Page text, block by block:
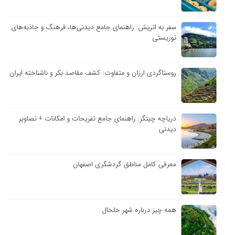
سفر به اتریش: راهنمای جامع دیدنی‌ها، فرهنگ و جاذبه‌های
توریستی
روستاگردی ارزان و متفاوت: کشف مقاصد بکر و ناشناخته ایران
دریاچه چیتگر: راهنمای جامع تفریحات و امکانات + تصاویر
دیدنی
معرفی کامل مناطق گردشگری اصفهان
همه چیز درباره شهر خلخال